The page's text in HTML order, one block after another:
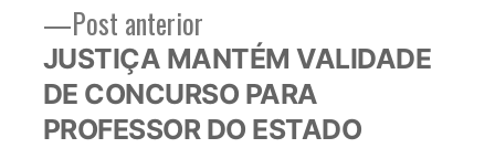
Post anteriorPost
anterior:
JUSTIÇA MANTÉM VALIDADE
DE CONCURSO PARA
PROFESSOR DO ESTADO